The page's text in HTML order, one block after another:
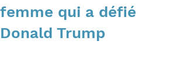
femme qui a défié
Donald Trump